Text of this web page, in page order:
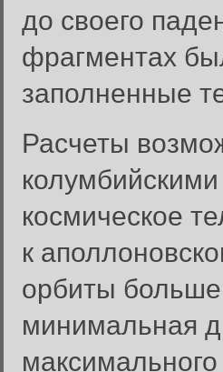
до своего
фрагментах
заполненные
Расчеты
космическое
к
орбиты больше
минимальная
Вход в систему
Введите имя
Вход в систему
Имя пользователя: